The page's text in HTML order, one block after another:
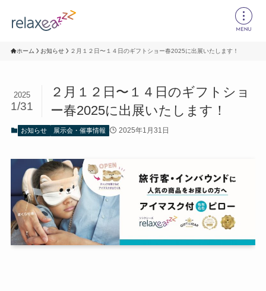
ホーム お知らせ ２月１２日〜１４日のギフトショー春2025に出展いたします！
２月１２日〜１４日のギフトショ
ー春2025に出展いたします！
2025
1/31
お知らせ 展示会・催事情報 2025年1月31日